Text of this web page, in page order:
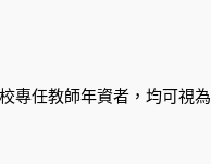
專任教師年資者，均可視為